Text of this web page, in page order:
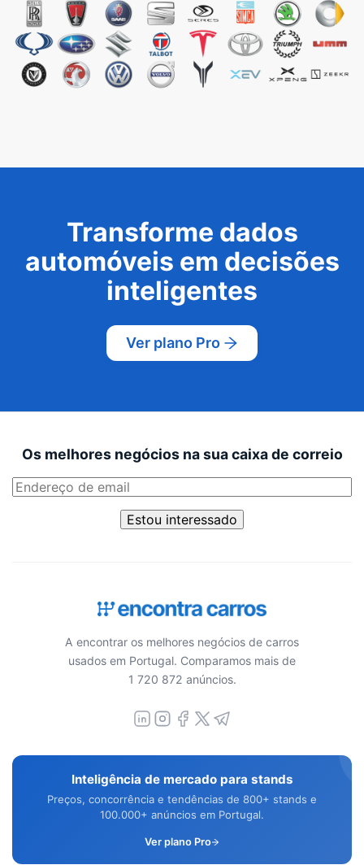
Transforme dados
automóveis em decisões
inteligentes
Ver plano Pro
Os melhores negócios na sua caixa de correio
Estou interessado
A encontrar os melhores negócios de carros
usados em Portugal. Comparamos mais de
1 720 872 anúncios.
Inteligência de mercado para stands
Preços, concorrência e tendências de 800+ stands e
100.000+ anúncios em Portugal.
Ver plano Pro